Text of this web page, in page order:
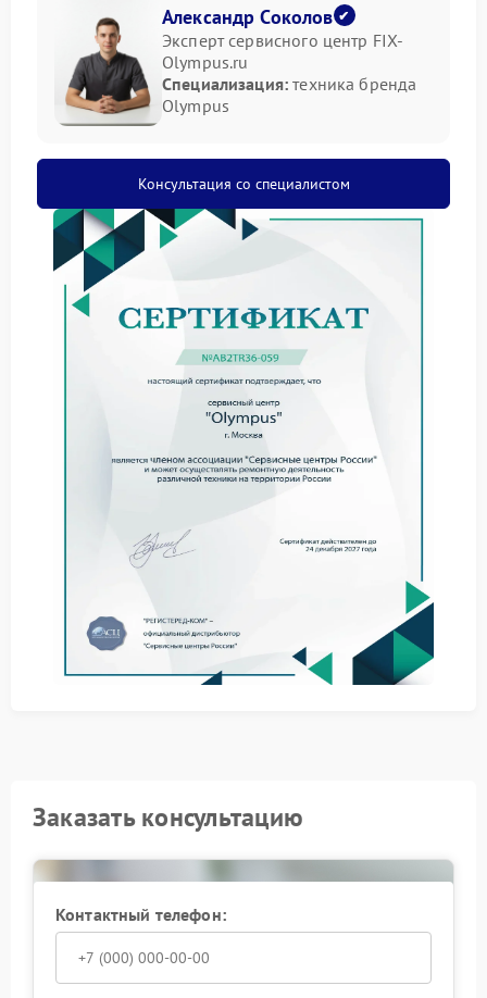
аккумулятора:
Полное отсутствие реакции при нажатии кнопки
питания
Быстрая разрядка сразу после зарядки
Невозможность зарядить батарею даже новым
устройством
Причины выхода из строя
аккумулятора
Причины могут быть разными, от заводского брака
до нарушений условий хранения. Во время
диагностики специалисты учитывают такие
факторы:
Механическое повреждение или падение
Использование неоригинального зарядного
Окисление контактов при попадании влаги
Естественный износ при длительной эксплуатации
В сервисный центр Olympus регулярно поступают
устройства с подобными неисправностями. Мы
производим точную диагностику, чтобы исключить
компонентов.
Этапы ремонта аккумулятора
Ремонт Olympus, связанный с неполадками
аккумулятора, осуществляется в несколько этапов:
Почему выбирают наш сервис
Olympus
работы выполняются с учётом стандартов
обращений.
Александр Соколов
Эксперт сервисного центр FIX-
Olympus.ru
Специализация: техника бренда
Olympus
Консультация со специалистом
Заказать консультацию
Контактный телефон: